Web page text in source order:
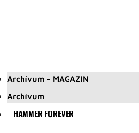
Archívum – MAGAZIN
Archívum
HAMMER FOREVER